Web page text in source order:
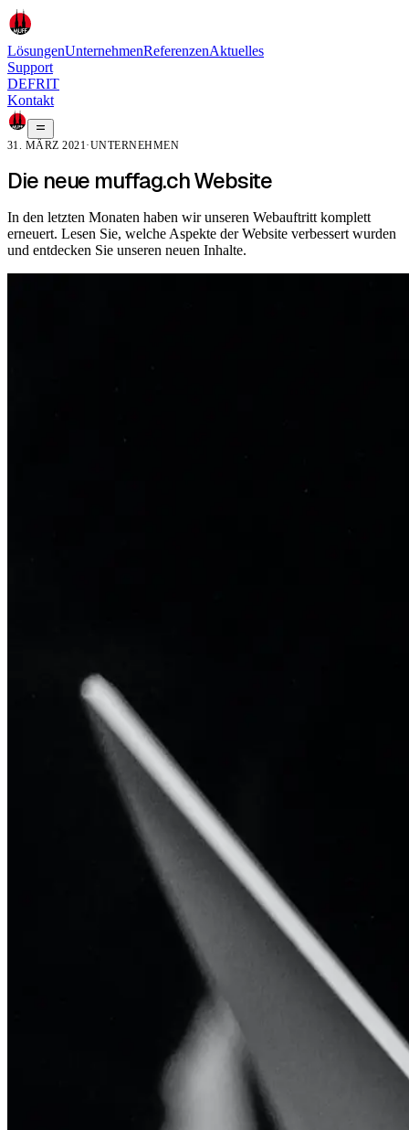
LösungenUnternehmenReferenzenAktuelles
Support
DEFRIT
Kontakt
31. MÄRZ 2021·UNTERNEHMEN
Die neue muffag.ch Website
In den letzten Monaten haben wir unseren Webauftritt komplett
erneuert. Lesen Sie, welche Aspekte der Website verbessert wurden
und entdecken Sie unseren neuen Inhalte.